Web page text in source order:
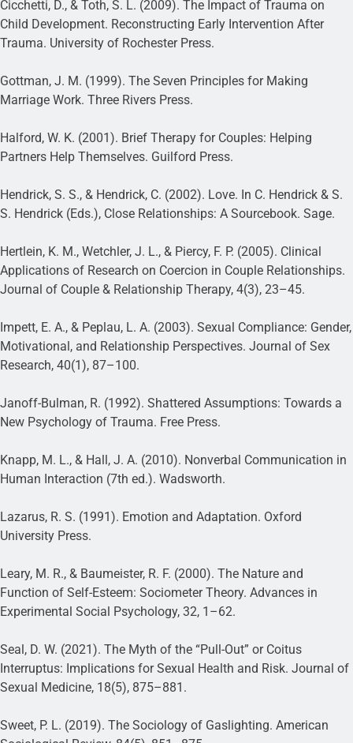
Cicchetti, D., & Toth, S. L. (2009). The Impact of Trauma on
Child Development. Reconstructing Early Intervention After
Trauma. University of Rochester Press.
Gottman, J. M. (1999). The Seven Principles for Making
Marriage Work. Three Rivers Press.
Halford, W. K. (2001). Brief Therapy for Couples: Helping
Partners Help Themselves. Guilford Press.
Hendrick, S. S., & Hendrick, C. (2002). Love. In C. Hendrick & S.
S. Hendrick (Eds.), Close Relationships: A Sourcebook. Sage.
Hertlein, K. M., Wetchler, J. L., & Piercy, F. P. (2005). Clinical
Applications of Research on Coercion in Couple Relationships.
Journal of Couple & Relationship Therapy, 4(3), 23–45.
Impett, E. A., & Peplau, L. A. (2003). Sexual Compliance: Gender,
Motivational, and Relationship Perspectives. Journal of Sex
Research, 40(1), 87–100.
Janoff-Bulman, R. (1992). Shattered Assumptions: Towards a
New Psychology of Trauma. Free Press.
Knapp, M. L., & Hall, J. A. (2010). Nonverbal Communication in
Human Interaction (7th ed.). Wadsworth.
Lazarus, R. S. (1991). Emotion and Adaptation. Oxford
University Press.
Leary, M. R., & Baumeister, R. F. (2000). The Nature and
Function of Self-Esteem: Sociometer Theory. Advances in
Experimental Social Psychology, 32, 1–62.
Seal, D. W. (2021). The Myth of the “Pull-Out” or Coitus
Interruptus: Implications for Sexual Health and Risk. Journal of
Sexual Medicine, 18(5), 875–881.
Sweet, P. L. (2019). The Sociology of Gaslighting. American